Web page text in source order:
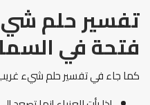
تفسير حلم
فتحة في
كما جاء في تفسير حلم شيء